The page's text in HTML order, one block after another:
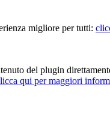
migliore per tutti:
del plugin
qui per maggiori